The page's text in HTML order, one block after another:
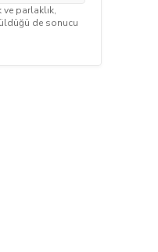
parlaklık,
de sonucu